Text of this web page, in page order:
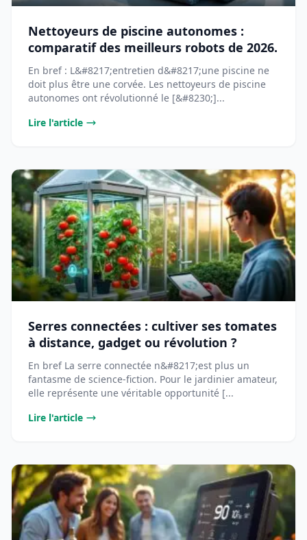
Nettoyeurs de piscine autonomes :
comparatif des meilleurs robots de 2026.
En bref : L&#8217;entretien d&#8217;une piscine ne
doit plus être une corvée. Les nettoyeurs de piscine
autonomes ont révolutionné le [&#8230;]...
Lire l'article
Serres connectées : cultiver ses tomates
à distance, gadget ou révolution ?
En bref La serre connectée n&#8217;est plus un
fantasme de science-fiction. Pour le jardinier amateur,
elle représente une véritable opportunité [...
Lire l'article